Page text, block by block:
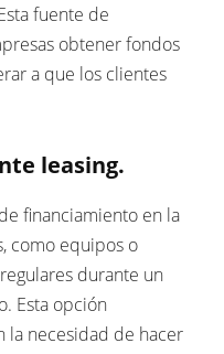
fuente de
obtener fondos
a que los clientes
leasing.
financiamiento en la
como equipos o
durante un
Esta opción
la necesidad de hacer